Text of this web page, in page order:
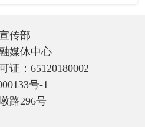
传部
媒体中心
证：65120180002
号-1
路296号